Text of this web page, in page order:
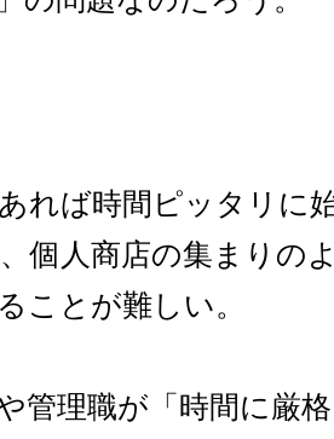
れば時間ピッタリに
個人商店の集まりの
ことが難しい。
管理職が「時間に厳